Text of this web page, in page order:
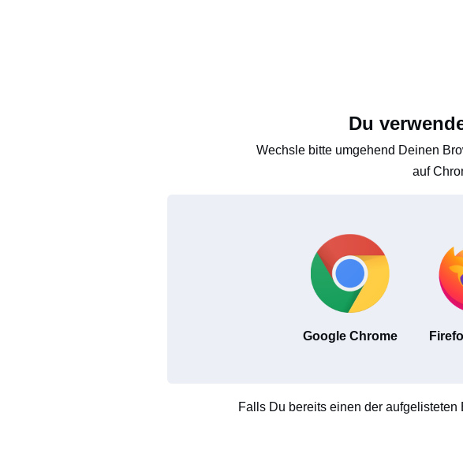
Du
Wechsle bitte umgehend Deinen
auf
Google Chrome
Falls Du bereits einen der